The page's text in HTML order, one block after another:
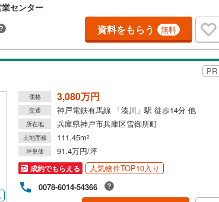
」ボタンよりご希望の日時をご記入いただけますとスムーズ
です。◎現地のご案内について・平日や夜遅い時間帯もご案内
除く・経験豊富なスタッフが物件詳細を丁寧にご説明いたし
自宅や最寄り駅等、ご指定の場所まで送迎します。・チャイル
ございます。◎個別FP相談会 無料物件のご紹介だけでなく
のご相談、まずは家探しについて話を聞きたいという方も大
8000棟以上の限定物件を発表しているオープンハウスだから出
くは当社を含めた数社でのみご紹介可能なオープンハウス・
トの物件
センター
資料をもらう 無料
PR
価格 3,080万円
交通 神戸電鉄有馬線 「湊川」駅 徒歩14分 他
所在地 兵庫県神戸市兵庫区雪御所町
土地面積 111.45m2
坪単価 91.4万円/坪
成約でもらえる
人気物件TOP10入り
0078-6014-54366